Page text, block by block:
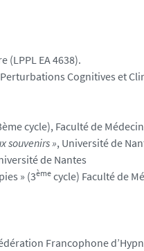
(LPPL EA 4638).
Cognitives et
cycle), Faculté de
souvenirs », Université de
de Nantes
» (3ème cycle) Faculté de
Francophone